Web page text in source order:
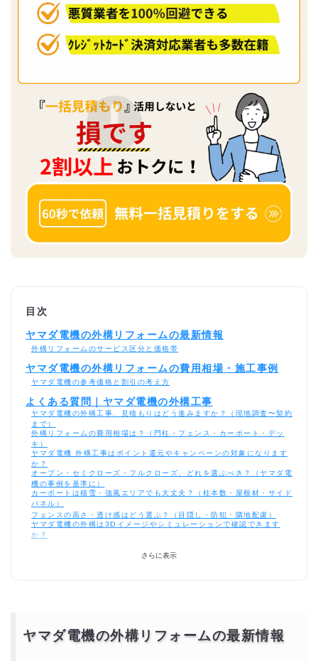
目次
ヤマダ電機の外構リフォームの最新情報
外構リフォームのサービス区分と価格帯
ヤマダ電機の外構リフォームの費用相場・施工事例
ヤマダ電機の参考価格と割引の考え方
よくある質問｜ヤマダ電機の外構工事
ヤマダ電機の外構工事、見積もりはどう進みますか？（現地調査〜契約
まで）
外構リフォームの費用相場は？（門柱・フェンス・カーポート・デッ
キ）
ヤマダ電機 外構工事はポイント還元やキャンペーンの対象になります
か？
オープン・セミクローズ・フルクローズ、どれを選ぶべき？（ヤマダ電
機の事例を基準に）
カーポートは積雪・強風エリアでも大丈夫？（柱本数・屋根材・サイド
パネル）
フェンスの高さ・透け感はどう選ぶ？（目隠し・防犯・隣地配慮）
ヤマダ電機の外構は3Dイメージやシミュレーションで確認できます
か？
保証・アフターはどうなりますか？（ヤマダ電機 リフォーム 外構の安
支払い総額を抑えるコツは？（仕様固定・同時工事・比較のタイミン
グ）
さらに表示
ヤマダ電機の外構リフォームの最新情報